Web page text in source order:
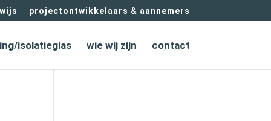
projectontwikkelaars & aannemers
isolatieglas wie wij zijn contact